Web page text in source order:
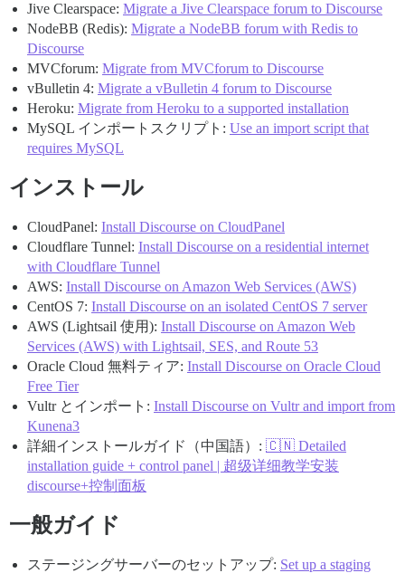
Jive Clearspace: Migrate a Jive Clearspace forum to Discourse
NodeBB (Redis): Migrate a NodeBB forum with Redis to
Discourse
MVCforum: Migrate from MVCforum to Discourse
vBulletin 4: Migrate a vBulletin 4 forum to Discourse
Heroku: Migrate from Heroku to a supported installation
MySQL インポートスクリプト: Use an import script that
requires MySQL
インストール
CloudPanel: Install Discourse on CloudPanel
Cloudflare Tunnel: Install Discourse on a residential internet
with Cloudflare Tunnel
AWS: Install Discourse on Amazon Web Services (AWS)
CentOS 7: Install Discourse on an isolated CentOS 7 server
AWS (Lightsail 使用): Install Discourse on Amazon Web
Services (AWS) with Lightsail, SES, and Route 53
Oracle Cloud 無料ティア: Install Discourse on Oracle Cloud
Free Tier
Vultr とインポート: Install Discourse on Vultr and import from
Kunena3
詳細インストールガイド（中国語）: 🇨🇳 Detailed
installation guide + control panel | 超级详细教学安装
discourse+控制面板
一般ガイド
ステージングサーバーのセットアップ: Set up a staging